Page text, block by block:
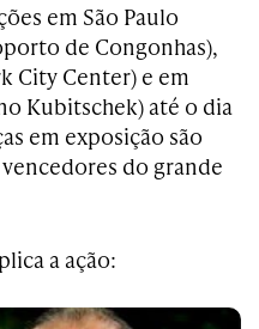
em São Paulo
de Congonhas),
City Center) e em
Kubitschek) até o dia
em exposição são
do grande
a ação: